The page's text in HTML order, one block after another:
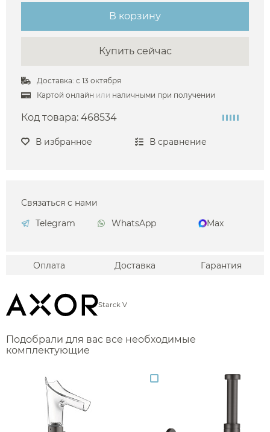
В корзину
Купить сейчас
Доставка: с 13 октября
Картой онлайн или наличными при получении
Код товара: 468534
В избранное В сравнение
Связаться с нами
Telegram
WhatsApp Max
Оплата Доставка Гарантия
Starck V
Подобрали для вас все необходимые
комплектующие